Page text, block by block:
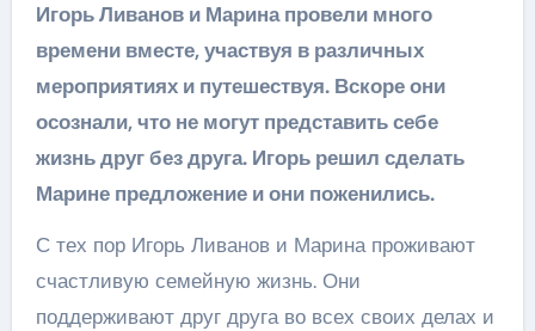
Игорь Ливанов и Марина провели много
времени вместе, участвуя в различных
мероприятиях и путешествуя. Вскоре они
осознали, что не могут представить себе
жизнь друг без друга. Игорь решил сделать
Марине предложение и они поженились.
С тех пор Игорь Ливанов и Марина проживают
счастливую семейную жизнь. Они
поддерживают друг друга во всех своих делах и